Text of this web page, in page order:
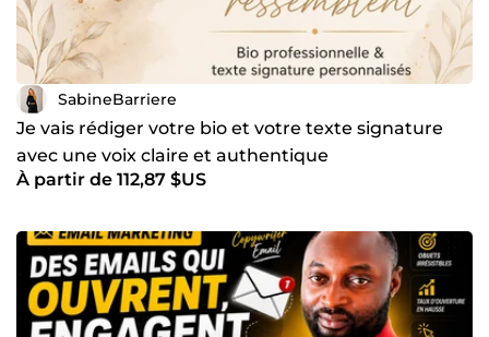
SabineBarriere
Je vais rédiger votre bio et votre texte signature
avec une voix claire et authentique
À partir de 112,87 $US